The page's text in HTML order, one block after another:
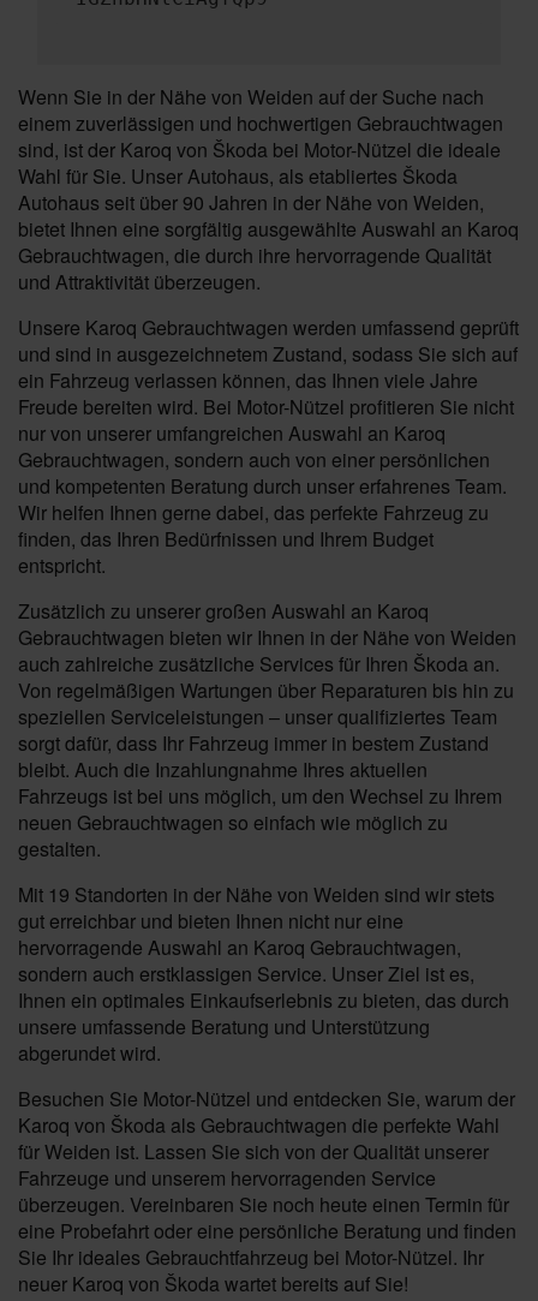
Wenn Sie in der Nähe von Weiden auf der Suche nach
einem zuverlässigen und hochwertigen Gebrauchtwagen
sind, ist der Karoq von Škoda bei Motor-Nützel die ideale
Wahl für Sie. Unser Autohaus, als etabliertes Škoda
Autohaus seit über 90 Jahren in der Nähe von Weiden,
bietet Ihnen eine sorgfältig ausgewählte Auswahl an Karoq
Gebrauchtwagen, die durch ihre hervorragende Qualität
und Attraktivität überzeugen.
Unsere Karoq Gebrauchtwagen werden umfassend geprüft
und sind in ausgezeichnetem Zustand, sodass Sie sich auf
ein Fahrzeug verlassen können, das Ihnen viele Jahre
Freude bereiten wird. Bei Motor-Nützel profitieren Sie nicht
nur von unserer umfangreichen Auswahl an Karoq
Gebrauchtwagen, sondern auch von einer persönlichen
und kompetenten Beratung durch unser erfahrenes Team.
Wir helfen Ihnen gerne dabei, das perfekte Fahrzeug zu
finden, das Ihren Bedürfnissen und Ihrem Budget
entspricht.
Zusätzlich zu unserer großen Auswahl an Karoq
Gebrauchtwagen bieten wir Ihnen in der Nähe von Weiden
auch zahlreiche zusätzliche Services für Ihren Škoda an.
Von regelmäßigen Wartungen über Reparaturen bis hin zu
speziellen Serviceleistungen – unser qualifiziertes Team
sorgt dafür, dass Ihr Fahrzeug immer in bestem Zustand
bleibt. Auch die Inzahlungnahme Ihres aktuellen
Fahrzeugs ist bei uns möglich, um den Wechsel zu Ihrem
neuen Gebrauchtwagen so einfach wie möglich zu
gestalten.
Mit 19 Standorten in der Nähe von Weiden sind wir stets
gut erreichbar und bieten Ihnen nicht nur eine
hervorragende Auswahl an Karoq Gebrauchtwagen,
sondern auch erstklassigen Service. Unser Ziel ist es,
Ihnen ein optimales Einkaufserlebnis zu bieten, das durch
unsere umfassende Beratung und Unterstützung
abgerundet wird.
Besuchen Sie Motor-Nützel und entdecken Sie, warum der
Karoq von Škoda als Gebrauchtwagen die perfekte Wahl
für Weiden ist. Lassen Sie sich von der Qualität unserer
Fahrzeuge und unserem hervorragenden Service
überzeugen. Vereinbaren Sie noch heute einen Termin für
eine Probefahrt oder eine persönliche Beratung und finden
Sie Ihr ideales Gebrauchtfahrzeug bei Motor-Nützel. Ihr
neuer Karoq von Škoda wartet bereits auf Sie!